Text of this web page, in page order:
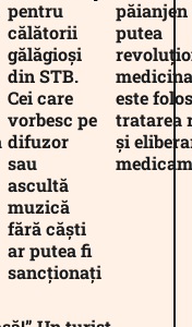
pentru
călătorii
gălăgioși
din STB.
Cei care
vorbesc pe
difuzor
sau
ascultă
muzică
fără căști
ar putea fi
sancționați
păianjen
putea
este
tratarea
și